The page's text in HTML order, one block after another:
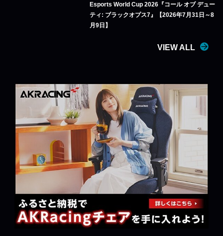
Esports World Cup 2026『コール オブ デュー
ティ: ブラックオプス7』【2026年7月31日～8
月9日】
VIEW ALL